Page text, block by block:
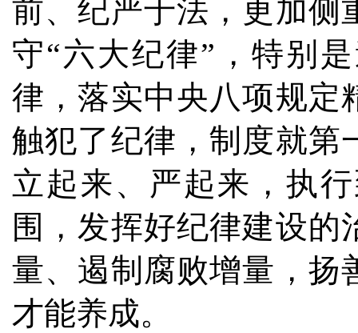
前、纪严于法，更加侧
守“六大纪律”，特别
律，落实中央八项规定
触犯了纪律，制度就第
立起来、严起来，执
围，发挥好纪律建设
量、遏制腐败增量，扬
才能养成。